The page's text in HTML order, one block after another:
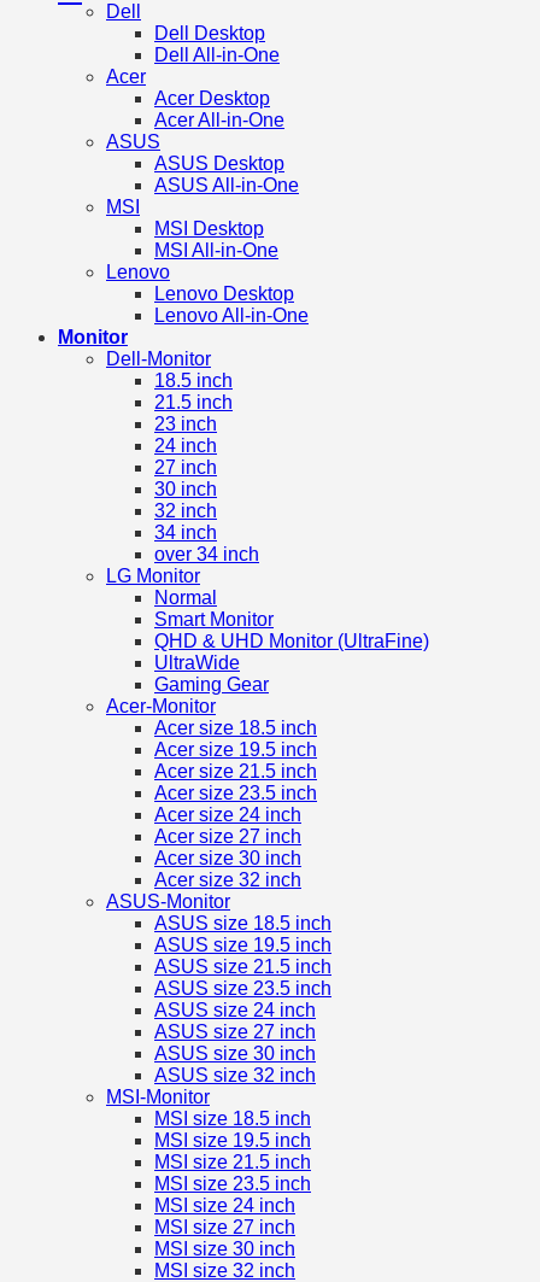
Dell
Dell Desktop
Dell All-in-One
Acer
Acer Desktop
Acer All-in-One
ASUS
ASUS Desktop
ASUS All-in-One
MSI
MSI Desktop
MSI All-in-One
Lenovo
Lenovo Desktop
Lenovo All-in-One
Monitor
Dell-Monitor
18.5 inch
21.5 inch
23 inch
24 inch
27 inch
30 inch
32 inch
34 inch
over 34 inch
LG Monitor
Normal
Smart Monitor
QHD & UHD Monitor (UltraFine)
UltraWide
Gaming Gear
Acer-Monitor
Acer size 18.5 inch
Acer size 19.5 inch
Acer size 21.5 inch
Acer size 23.5 inch
Acer size 24 inch
Acer size 27 inch
Acer size 30 inch
Acer size 32 inch
ASUS-Monitor
ASUS size 18.5 inch
ASUS size 19.5 inch
ASUS size 21.5 inch
ASUS size 23.5 inch
ASUS size 24 inch
ASUS size 27 inch
ASUS size 30 inch
ASUS size 32 inch
MSI-Monitor
MSI size 18.5 inch
MSI size 19.5 inch
MSI size 21.5 inch
MSI size 23.5 inch
MSI size 24 inch
MSI size 27 inch
MSI size 30 inch
MSI size 32 inch